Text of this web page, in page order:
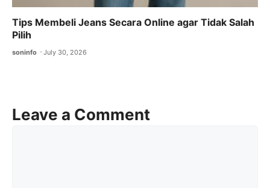
Tips Membeli Jeans Secara Online agar Tidak Salah
Pilih
soninfo July 30, 2026
Leave a Comment